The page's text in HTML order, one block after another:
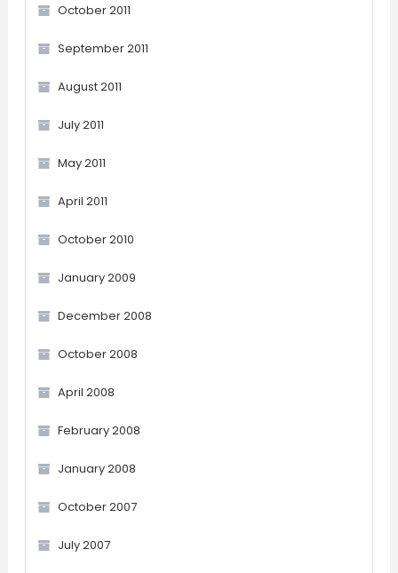
October 2011
September 2011
August 2011
July 2011
May 2011
April 2011
October 2010
January 2009
December 2008
October 2008
April 2008
February 2008
January 2008
October 2007
July 2007